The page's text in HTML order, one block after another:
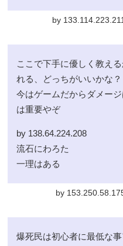
by
ここで下手に優しく教え
れる、どっちがいいかな？
今はゲームだからダメー
は重要やぞ
by 138.64.224.208
流石にわろた
一理はある
by
爆死民は初心者に最低な